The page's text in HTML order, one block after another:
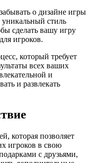
о дизайне игры
уникальный стиль
сделать вашу игру
игроков.
который требует
всех ваших
и
и развлекать
которая позволяет
игроков в свою
с друзьями,